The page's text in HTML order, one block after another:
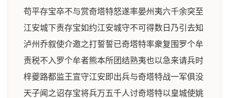
苟平存宝卒不与赏奇塔特怒遂率晏州夷六千余突至
江安城下责存宝如约江安城守不可得数日乃引去知
泸州乔叙使介邀之打誓誓已奇塔特率衆复围罗个牟
责税不入罗个牟者熊本所团结熟夷也以急来请兵时
梓夔路都监王宣守江安即出兵与奇塔特战一军俱没
天子闻之诏存宝将兵万五千人讨奇塔特以皇城使姚